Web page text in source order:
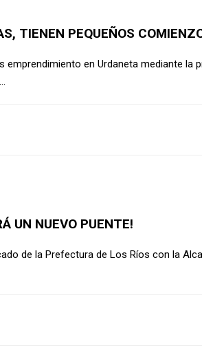
TIENEN PEQUEÑOS
emprendimiento en Urdaneta mediante la
...
UN NUEVO PUENTE!
de la Prefectura de Los Ríos con la